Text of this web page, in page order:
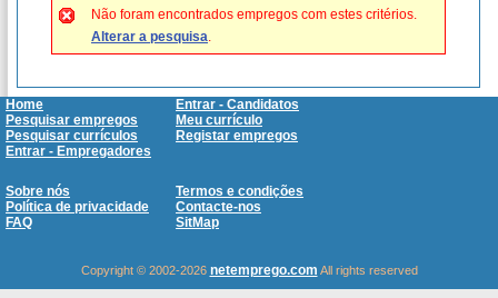
Não foram encontrados empregos com estes critérios.
Alterar a pesquisa.
Home
Entrar - Candidatos
Pesquisar empregos
Meu currículo
Pesquisar currículos
Registar empregos
Entrar - Empregadores
Sobre nós
Termos e condições
Política de privacidade
Contacte-nos
FAQ
SitMap
Copyright © 2002-2026 netemprego.com All rights reserved